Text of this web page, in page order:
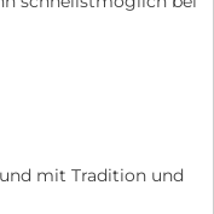
mit Tradition und